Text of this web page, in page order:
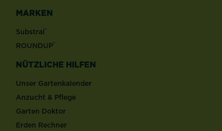
MARKEN
Substral®
ROUNDUP®
NÜTZLICHE HILFEN
Unser Gartenkalender
Anzucht & Pflege
Garten Doktor
Erden Rechner